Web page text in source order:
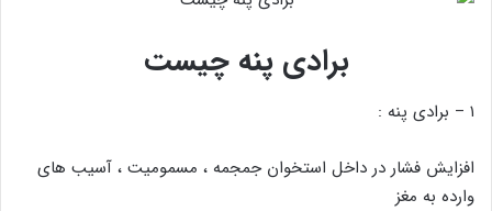
برادی پنه چیست
۱ – برادی پنه :
افزایش فشار در داخل استخوان جمجمه ، مسمومیت ، آسیب های
وارده به مغز